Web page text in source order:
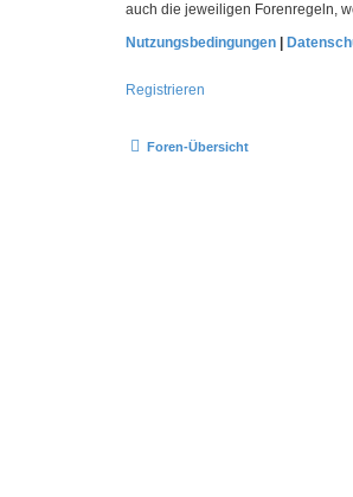
auch die jeweiligen Forenregeln,
Nutzungsbedingungen
Registrieren
Foren-Übersicht